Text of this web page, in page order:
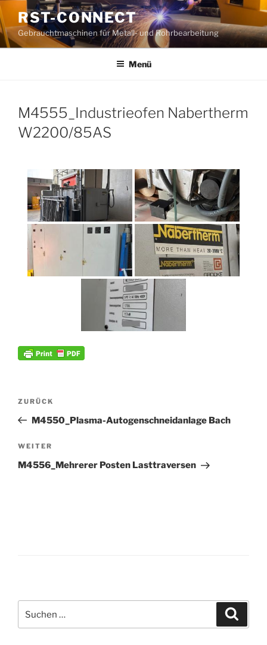
Zum
Inhalt
springen
RST-CONNECT
Gebrauchtmaschinen für Metall- und Rohrbearbeitung
Menü
M4555_Industrieofen Nabertherm
W2200/85AS
Beitrags-
Vorheriger
Beitrag
ZURÜCK
M4550_Plasma-Autogenschneidanlage Bach
Nächster
Beitrag
WEITER
M4556_Mehrerer Posten Lasttraversen
nach: